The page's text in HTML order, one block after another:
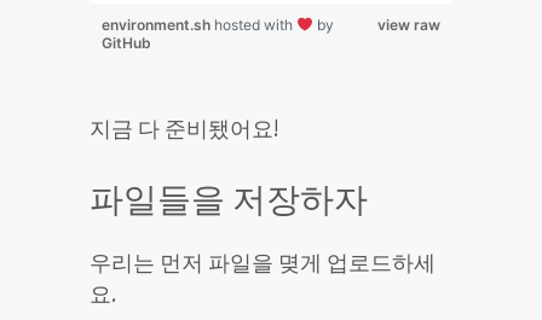
view raw
environment.sh hosted with
by
GitHub
지금 다 준비됐어요!
파일들을 저장하자
우리는 먼저 파일을 몆게 업로드하세
요.